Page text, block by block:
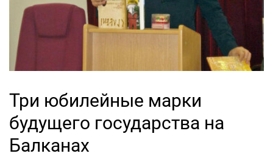
Три юбилейные марки
будущего государства на
Балканах